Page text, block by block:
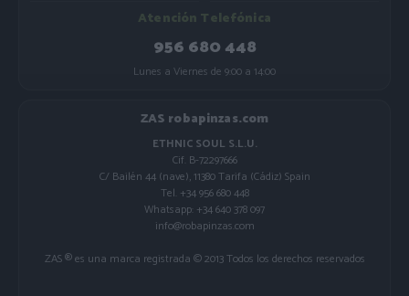
Atención Telefónica
956 680 448
Lunes a Viernes de 9:00 a 14:00
ZAS robapinzas.com
ETHNIC SOUL S.L.U.
Cif. B-72297666
C/ Bailén 44 (nave), 11380 Tarifa (Cádiz) Spain
Tel. +34 956 680 448
Whatsapp: +34 640 378 097
info@robapinzas.com
ZAS ® es una marca registrada © 2013 Todos los derechos reservados